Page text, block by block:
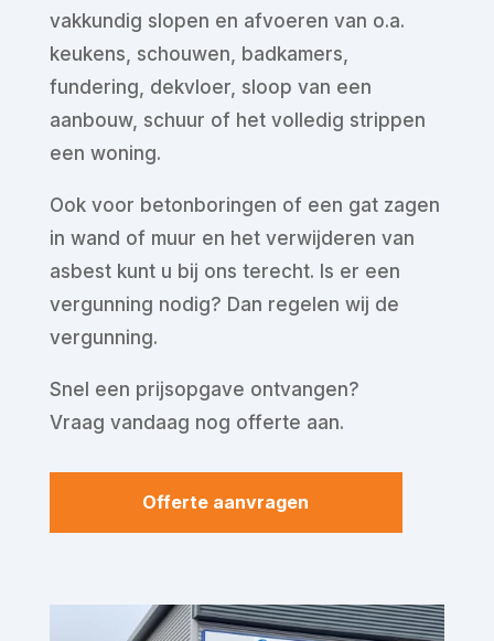
vakkundig slopen en afvoeren van o.a.
keukens, schouwen, badkamers,
fundering, dekvloer, sloop van een
aanbouw, schuur of het volledig strippen
een woning.
Ook voor betonboringen of een gat zagen
in wand of muur en het verwijderen van
asbest kunt u bij ons terecht. Is er een
vergunning nodig? Dan regelen wij de
vergunning.
Snel een prijsopgave ontvangen?
Vraag vandaag nog offerte aan.
Offerte aanvragen